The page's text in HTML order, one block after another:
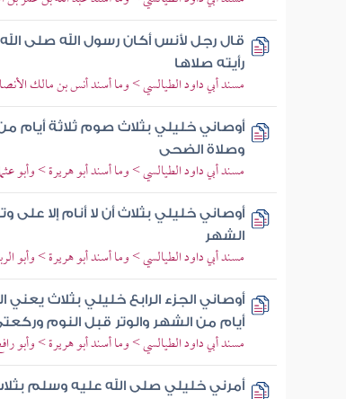
قال رجل لأنس أكان رسول الله صلى
رأيته صلاها
مسند أبي داود الطيالسي > وما أسند أنس بن مالك
أوصاني خليلي بثلاث صوم ثلاثة أيام من
وصلاة الضحى
مسند أبي داود الطيالسي > وما أسند أبو هريرة > وأبو
أوصاني خليلي بثلاث أن لا أنام إلا
الشهر
مسند أبي داود الطيالسي > وما أسند أبو هريرة > وأبو
أوصاني الجزء الرابع خليلي بثلاث
أيام من الشهر والوتر قبل النوم
مسند أبي داود الطيالسي > وما أسند أبو هريرة > وأبو
أمرني خليلي صلى الله عليه وسلم